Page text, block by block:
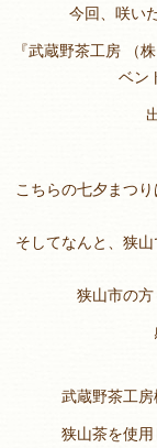
今回、咲い
『武蔵野茶工房 （
ベン
こちらの七夕まつ
そしてなんと、狭
狭山市の方
武蔵野茶工
狭山茶を使用